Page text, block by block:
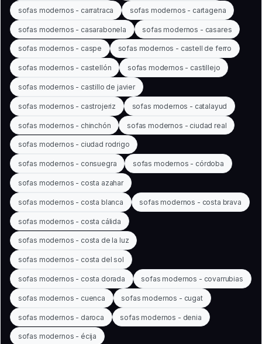
sofas modernos - carratraca sofas modernos - cartagena
sofas modernos - casarabonela sofas modernos - casares
sofas modernos - caspe sofas modernos - castell de ferro
sofas modernos - castellón sofas modernos - castillejo
sofas modernos - castillo de javier
sofas modernos - castrojeriz sofas modernos - catalayud
sofas modernos - chinchón sofas modernos - ciudad real
sofas modernos - ciudad rodrigo
sofas modernos - consuegra sofas modernos - córdoba
sofas modernos - costa azahar
sofas modernos - costa blanca sofas modernos - costa brava
sofas modernos - costa cálida
sofas modernos - costa de la luz
sofas modernos - costa del sol
sofas modernos - costa dorada sofas modernos - covarrubias
sofas modernos - cuenca sofas modernos - cugat
sofas modernos - daroca sofas modernos - denia
sofas modernos - écija